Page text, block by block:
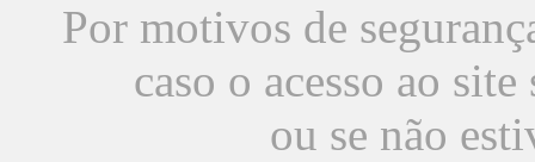
Por motivos de
caso o acesso ao
ou se não